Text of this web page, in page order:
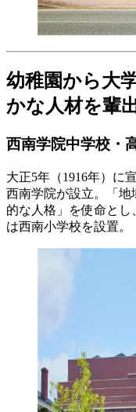
幼稚園から大
かな人材を輩出
西南学院中学校・
大正5年（1916年）に
西南学院が設立。「
的な人格」を使命とし
は西南小学校を設置。